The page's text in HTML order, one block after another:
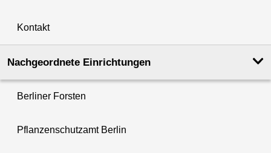
Kontakt
Nachgeordnete Einrichtungen
Berliner Forsten
Pflanzenschutzamt Berlin